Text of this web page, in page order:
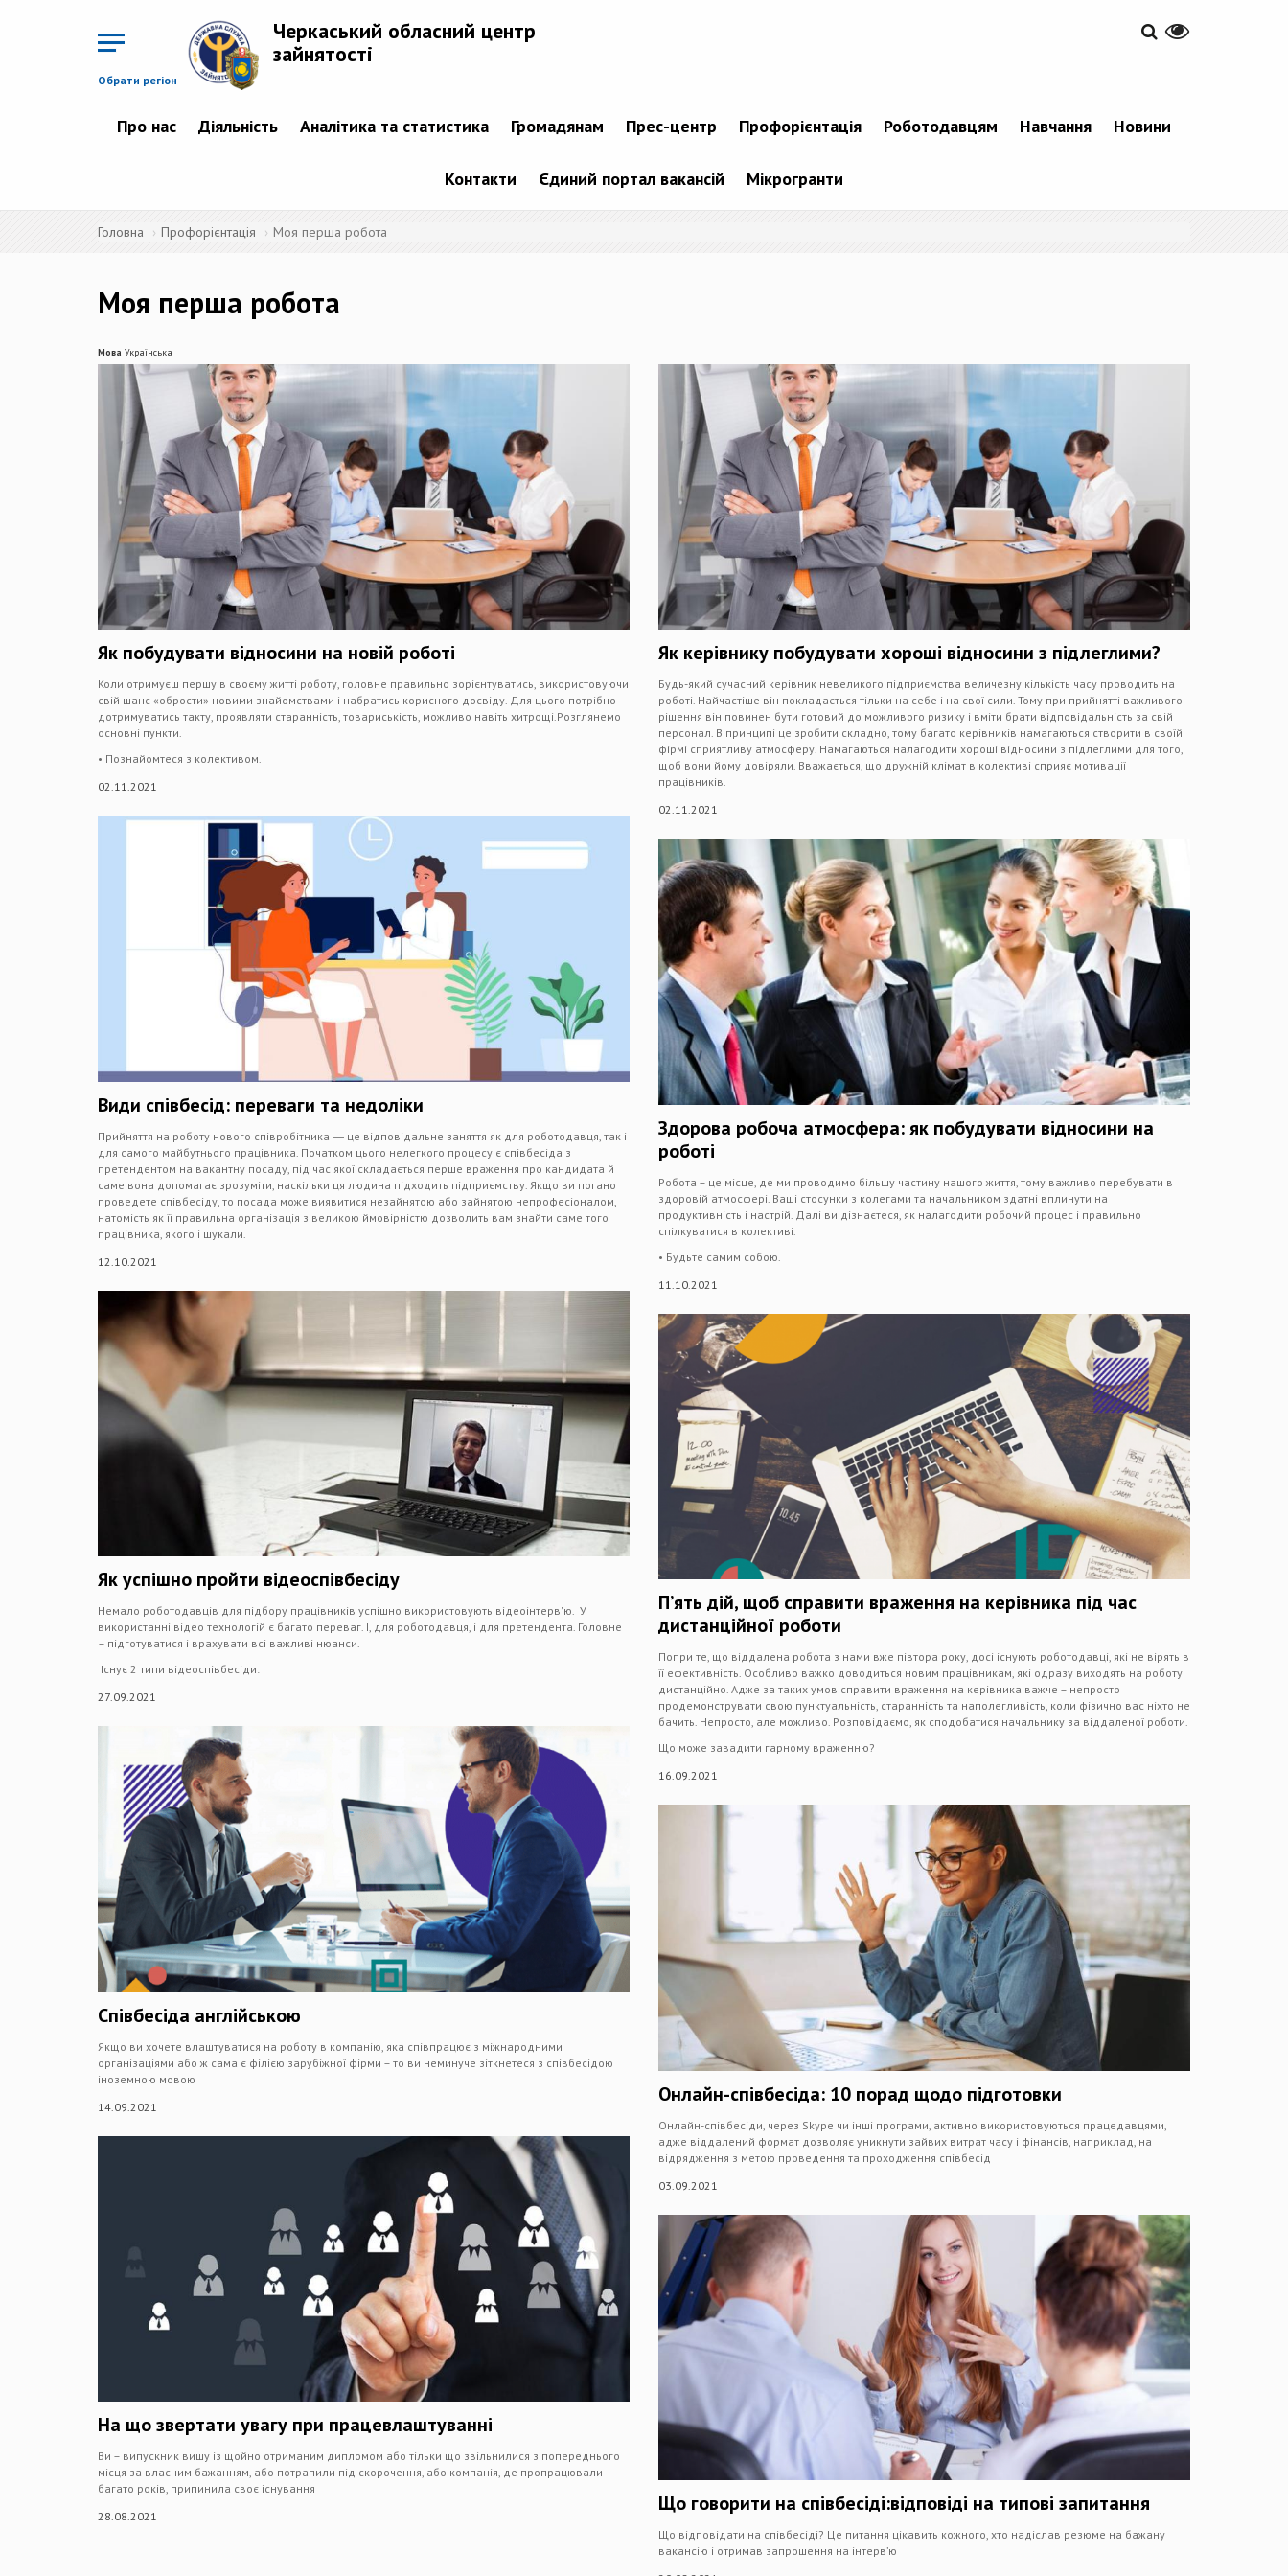
Обрати регіон
Черкаський обласний центр
зайнятості
Про нас Діяльність Аналітика та статистика Громадянам Прес-центр Профорієнтація Роботодавцям Навчання Новини
Контакти Єдиний портал вакансій Мікрогранти
Головна Профорієнтація Моя перша робота
Моя перша робота
Мова Українська
Як побудувати відносини на новій роботі
Коли отримуєш першу в своєму житті роботу, головне правильно зорієнтуватись, використовуючи
свій шанс «обрости» новими знайомствами і набратись корисного досвіду. Для цього потрібно
дотримуватись такту, проявляти старанність, товариськість, можливо навіть хитрощі.Розглянемо
основні пункти.
• Познайомтеся з колективом.
02.11.2021
Види співбесід: переваги та недоліки
Прийняття на роботу нового співробітника ― це відповідальне заняття як для роботодавця, так і
для самого майбутнього працівника. Початком цього нелегкого процесу є співбесіда з
претендентом на вакантну посаду, під час якої складається перше враження про кандидата й
саме вона допомагає зрозуміти, наскільки ця людина підходить підприємству. Якщо ви погано
проведете співбесіду, то посада може виявитися незайнятою або зайнятою непрофесіоналом,
натомість як її правильна організація з великою ймовірністю дозволить вам знайти саме того
працівника, якого і шукали.
12.10.2021
Як успішно пройти відеоспівбесіду
Немало роботодавців для підбору працівників успішно використовують відеоінтерв'ю. У
використанні відео технологій є багато переваг. І, для роботодавця, і для претендента. Головне
– підготуватися і врахувати всі важливі нюанси.
Існує 2 типи відеоспівбесіди:
27.09.2021
Співбесіда англійською
Якщо ви хочете влаштуватися на роботу в компанію, яка співпрацює з міжнародними
організаціями або ж сама є філією зарубіжної фірми – то ви неминуче зіткнетеся з співбесідою
іноземною мовою
14.09.2021
На що звертати увагу при працевлаштуванні
Ви – випускник вишу із щойно отриманим дипломом або тільки що звільнилися з попереднього
місця за власним бажанням, або потрапили під скорочення, або компанія, де пропрацювали
багато років, припинила своє існування
28.08.2021
Як керівнику побудувати хороші відносини з підлеглими?
Будь-який сучасний керівник невеликого підприємства величезну кількість часу проводить на
роботі. Найчастіше він покладається тільки на себе і на свої сили. Тому при прийнятті важливого
рішення він повинен бути готовий до можливого ризику і вміти брати відповідальність за свій
персонал. В принципі це зробити складно, тому багато керівників намагаються створити в своїй
фірмі сприятливу атмосферу. Намагаються налагодити хороші відносини з підлеглими для того,
щоб вони йому довіряли. Вважається, що дружній клімат в колективі сприяє мотивації
працівників.
02.11.2021
Здорова робоча атмосфера: як побудувати відносини на
роботі
Робота – це місце, де ми проводимо більшу частину нашого життя, тому важливо перебувати в
здоровій атмосфері. Ваші стосунки з колегами та начальником здатні вплинути на
продуктивність і настрій. Далі ви дізнаєтеся, як налагодити робочий процес і правильно
спілкуватися в колективі.
• Будьте самим собою.
11.10.2021
П’ять дій, щоб справити враження на керівника під час
дистанційної роботи
Попри те, що віддалена робота з нами вже півтора року, досі існують роботодавці, які не вірять в
її ефективність. Особливо важко доводиться новим працівникам, які одразу виходять на роботу
дистанційно. Адже за таких умов справити враження на керівника важче – непросто
продемонструвати свою пунктуальність, старанність та наполегливість, коли фізично вас ніхто не
бачить. Непросто, але можливо. Розповідаємо, як сподобатися начальнику за віддаленої роботи.
Що може завадити гарному враженню?
16.09.2021
Онлайн-співбесіда: 10 порад щодо підготовки
Онлайн-співбесіди, через Skype чи інші програми, активно використовуються працедавцями,
адже віддалений формат дозволяє уникнути зайвих витрат часу і фінансів, наприклад, на
відрядження з метою проведення та проходження співбесід
03.09.2021
Що говорити на співбесіді:відповіді на типові запитання
Що відповідати на співбесіді? Це питання цікавить кожного, хто надіслав резюме на бажану
вакансію і отримав запрошення на інтерв’ю